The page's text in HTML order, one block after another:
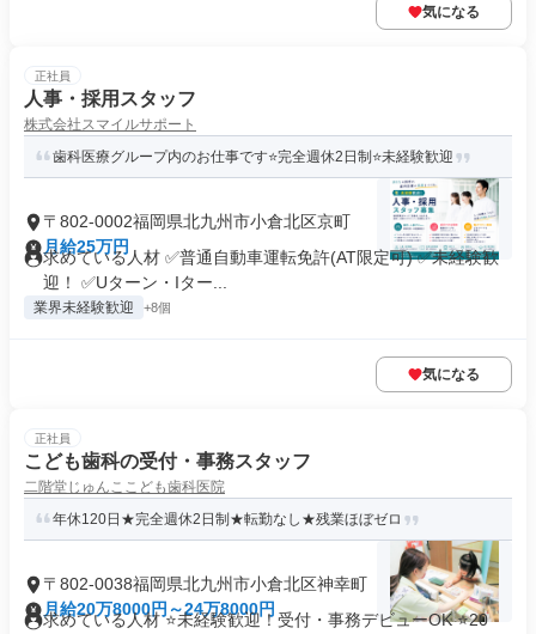
気になる
正社員
人事・採用スタッフ
株式会社スマイルサポート
歯科医療グループ内のお仕事です⭐完全週休2日制⭐未経験歓迎
〒802-0002福岡県北九州市小倉北区京町
月給25万円
求めている人材 ✅普通自動車運転免許(AT限定可) ✅未経験歓
迎！ ✅Uターン・Iター...
業界未経験歓迎 +8個
気になる
正社員
こども歯科の受付・事務スタッフ
二階堂じゅんここども歯科医院
年休120日★完全週休2日制★転勤なし★残業ほぼゼロ
〒802-0038福岡県北九州市小倉北区神幸町
月給20万8000円～24万8000円
求めている人材 ⭐未経験歓迎！受付・事務デビューOK ⭐20